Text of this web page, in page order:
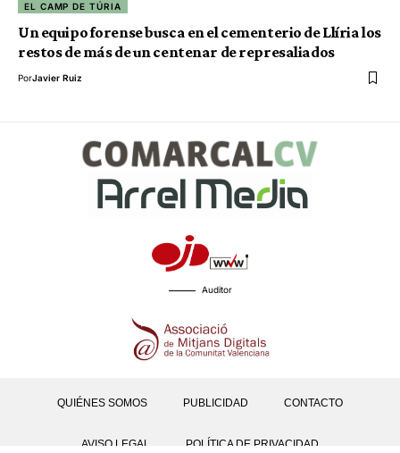
EL CAMP DE TÚRIA
Un equipo forense busca en el cementerio de Llíria los
restos de más de un centenar de represaliados
PorJavier Ruiz
Auditor
QUIÉNES SOMOS PUBLICIDAD CONTACTO
AVISO LEGAL POLÍTICA DE PRIVACIDAD